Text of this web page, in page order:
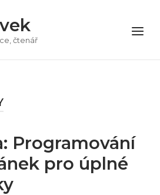
čtenář
Menu
Programování
pro úplné